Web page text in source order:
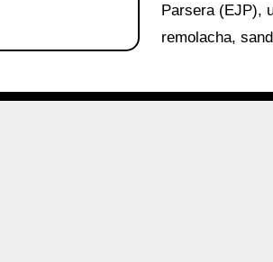
Parsera (EJP),
remolacha,